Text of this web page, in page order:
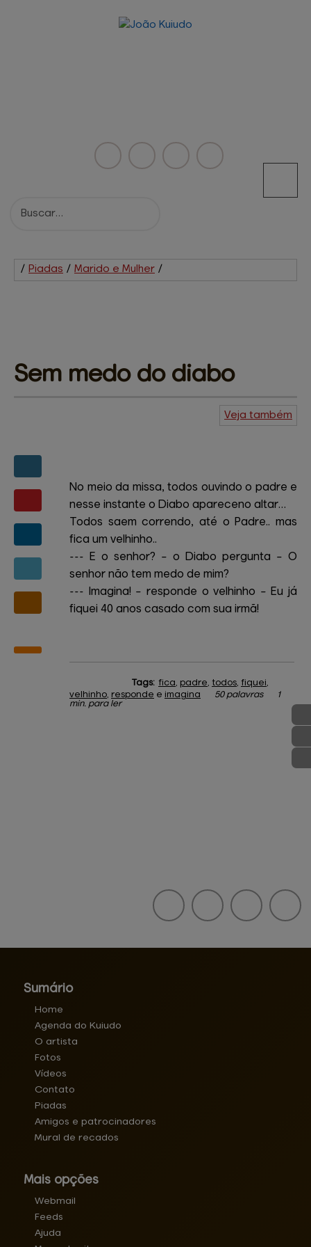
/ Piadas / Marido e Mulher /
Sem medo do diabo
Veja também
No meio da missa, todos ouvindo o padre e
nesse instante o Diabo apareceno altar…
Todos saem correndo, até o Padre.. mas
fica um velhinho..
--- E o senhor? – o Diabo pergunta – O
senhor não tem medo de mim?
--- Imagina! – responde o velhinho – Eu já
fiquei 40 anos casado com sua irmã!
Tags: fica, padre, todos, fiquei,
velhinho, responde e imagina 50 palavras
1
min. para ler
Sumário
Home
Agenda do Kuiudo
O artista
Fotos
Vídeos
Contato
Piadas
Amigos e patrocinadores
Mural de recados
Mais opções
Webmail
Feeds
Ajuda